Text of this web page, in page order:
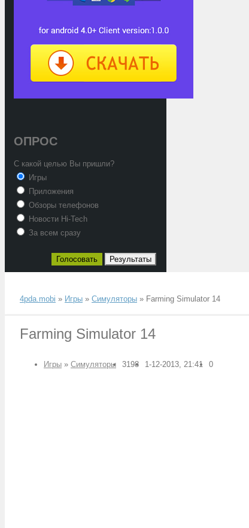
ОПРОС
С какой целью Вы пришли?
Игры
Приложения
Обзоры телефонов
Новости Hi-Tech
За всем сразу
Голосовать Результаты
4pda.mobi » Игры » Симуляторы » Farming Simulator 14
Farming Simulator 14
Игры » Симуляторы 3198 1-12-2013, 21:41 0